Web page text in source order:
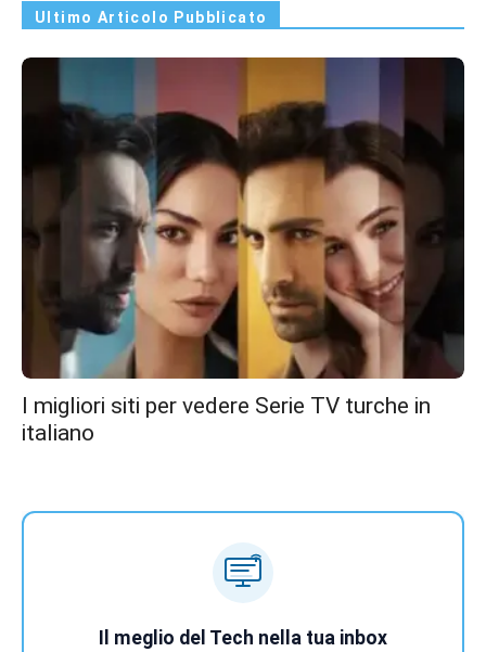
Ultimo Articolo Pubblicato
I migliori siti per vedere Serie TV turche in
italiano
Il meglio del Tech nella tua inbox